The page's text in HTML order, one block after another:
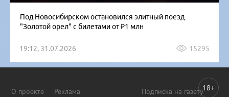
Под Новосибирском остановился элитный поезд
"Золотой орел" с билетами от ₽1 млн
19:12, 31.07.2026 15295
О проекте Реклама Подписка на газету18+